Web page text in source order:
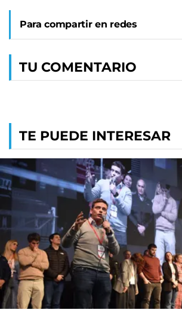
Para compartir en redes
TU COMENTARIO
TE PUEDE INTERESAR